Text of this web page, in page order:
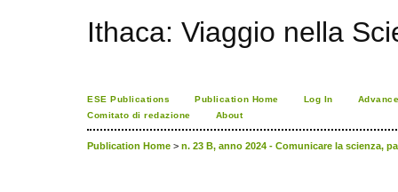
Ithaca: Viaggio nella
ESE Publications Publication Home Log In
Comitato di redazione
About
Publication Home > n. 23 B, anno 2024 - Comunicare la scienza,